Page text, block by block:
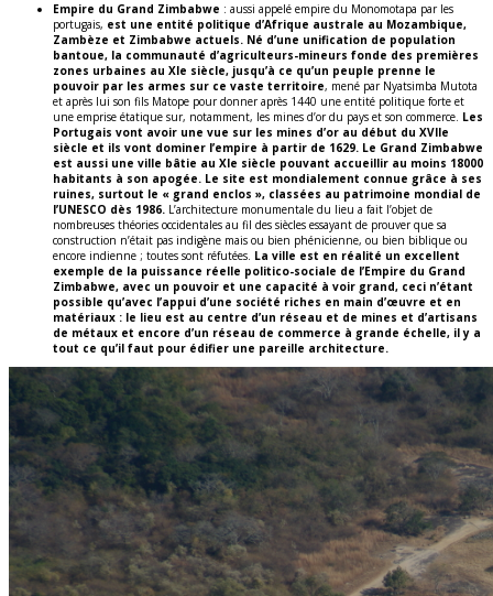
Empire du Grand Zimbabwe : aussi appelé empire du Monomotapa par les
portugais, est une entité politique d’Afrique australe au Mozambique,
Zambèze et Zimbabwe actuels. Né d’une unification de population
bantoue, la communauté d’agriculteurs-mineurs fonde des premières
zones urbaines au XIe siècle, jusqu’à ce qu’un peuple prenne le
pouvoir par les armes sur ce vaste territoire, mené par Nyatsimba Mutota
et après lui son fils Matope pour donner après 1440 une entité politique forte et
une emprise étatique sur, notamment, les mines d’or du pays et son commerce. Les
Portugais vont avoir une vue sur les mines d’or au début du XVIIe
siècle et ils vont dominer l’empire à partir de 1629. Le Grand Zimbabwe
est aussi une ville bâtie au XIe siècle pouvant accueillir au moins 18000
habitants à son apogée. Le site est mondialement connue grâce à ses
ruines, surtout le « grand enclos », classées au patrimoine mondial de
l’UNESCO dès 1986. L’architecture monumentale du lieu a fait l’objet de
nombreuses théories occidentales au fil des siècles essayant de prouver que sa
construction n’était pas indigène mais ou bien phénicienne, ou bien biblique ou
encore indienne ; toutes sont réfutées. La ville est en réalité un excellent
exemple de la puissance réelle politico-sociale de l’Empire du Grand
Zimbabwe, avec un pouvoir et une capacité à voir grand, ceci n’étant
possible qu’avec l’appui d’une société riches en main d’œuvre et en
matériaux : le lieu est au centre d’un réseau et de mines et d’artisans
de métaux et encore d’un réseau de commerce à grande échelle, il y a
tout ce qu’il faut pour édifier une pareille architecture.